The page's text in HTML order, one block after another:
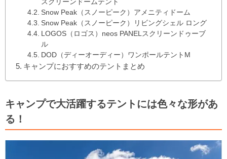
スクリーンドームテント
Snow Peak（スノーピーク）アメニティドーム
Snow Peak（スノーピーク）リビングシェル ロング
LOGOS（ロゴス）neos PANELスクリーンドゥーブ
ル
DOD（ディーオーディー）ワンポールテントM
キャンプにおすすめのテントまとめ
キャンプで大活躍するテントには色々な形があ
る！